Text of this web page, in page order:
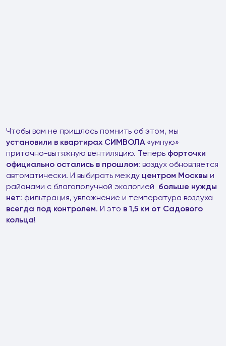
Чтобы вам не пришлось помнить об этом, мы
установили в квартирах СИМВОЛА«умную»
приточно-вытяжную вентиляцию. Теперь форточки
официально остались в прошлом: воздух обновляется
автоматически. И выбирать между центром Москвы и
районами с благополучной экологией больше нужды
нет: фильтрация, увлажнение и температура воздуха
всегда под контролем. И это в 1,5 км от Садового
кольца!